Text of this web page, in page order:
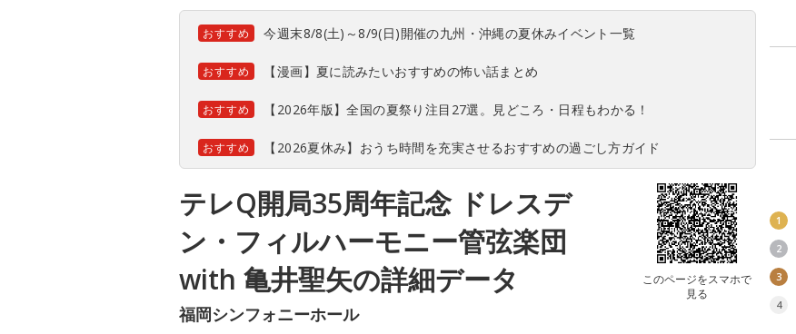
おすすめ 今週末8/8(土)～8/9(日)開催の九州・沖縄の夏休みイベント一覧
おすすめ 【漫画】夏に読みたいおすすめの怖い話まとめ
おすすめ 【2026年版】全国の夏祭り注目27選。見どころ・日程もわかる！
おすすめ 【2026夏休み】おうち時間を充実させるおすすめの過ごし方ガイド
テレQ開局35周年記念 ドレスデ
ン・フィルハーモニー管弦楽団
with 亀井聖矢の詳細データ
福岡シンフォニーホール
このページをスマホで
見る
1
2
3
4